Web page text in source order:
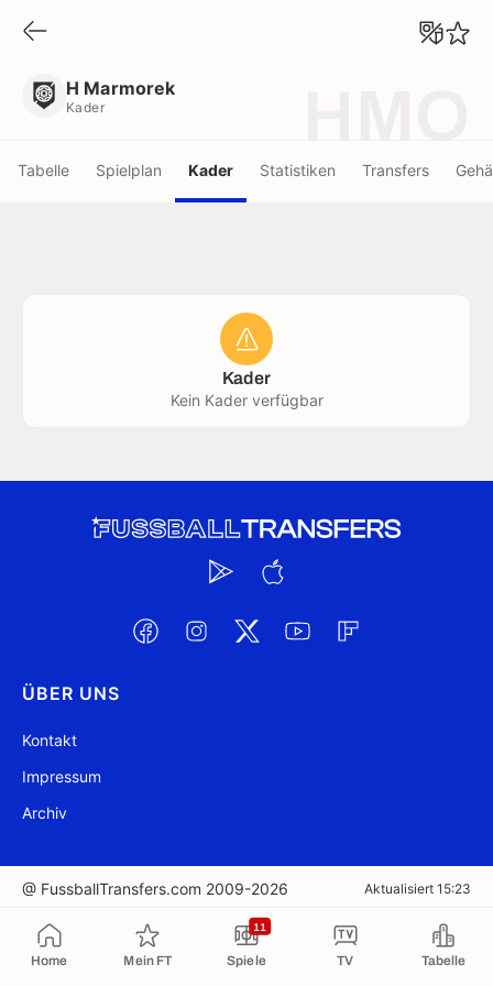
Home Mein FT Spiele
11
TV Tabelle
H Marmorek
Kader
Tabelle Spielplan Kader Statistiken Transfers
Kader
Kein Kader verfügbar
ÜBER UNS
Kontakt
Impressum
Archiv
@ FussballTransfers.com 2009-2026 Aktualisiert 15:23
In die Zwischenablage kopiert